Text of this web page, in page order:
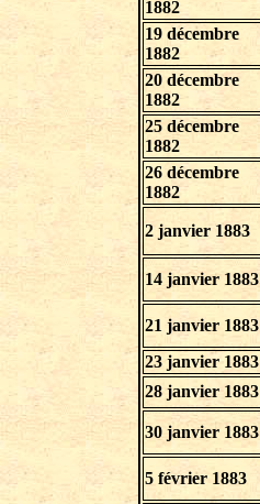
1882
19 décembre
1882
20 décembre
1882
25 décembre
1882
26 décembre
1882
2 janvier 1883
14 janvier 1883
21 janvier 1883
23 janvier 1883
28 janvier 1883
30 janvier 1883
5 février 1883